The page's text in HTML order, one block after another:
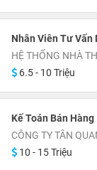
Nhân Viên Tư Vấn
HỆ THỐNG NHÀ
6.5 - 10 Triệu
Kế Toán Bán Hàng
CÔNG TY TÂN
10 - 15 Triệu